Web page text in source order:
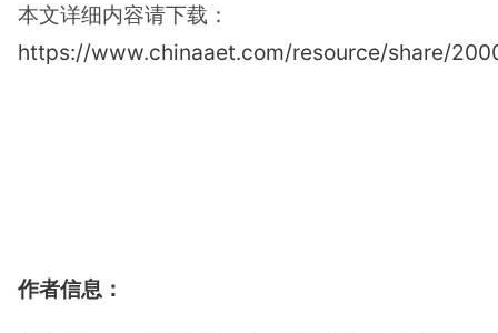
本文详细内容请下载：
https://www.chinaaet.com/resource/share/
作者信息：